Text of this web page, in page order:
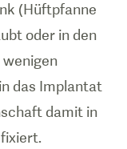
(Hüftpfanne
oder in den
das Implantat
damit in